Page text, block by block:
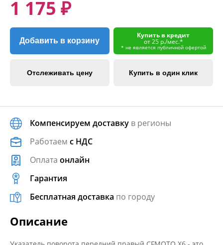
1 175 ₽
Добавить в корзину
Купить в кредит
от 25 р./мес.*
* не является публичной офертой
Отслеживать цену Купить в один клик
Компенсируем доставку в регионы
Работаем с НДС
Оплата онлайн
Гарантия
Бесплатная доставка по городу
Описание